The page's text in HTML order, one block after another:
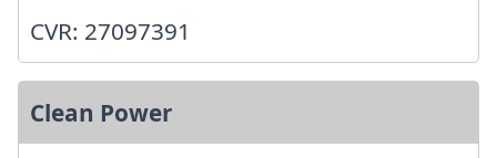
CVR: 27097391
Clean Power